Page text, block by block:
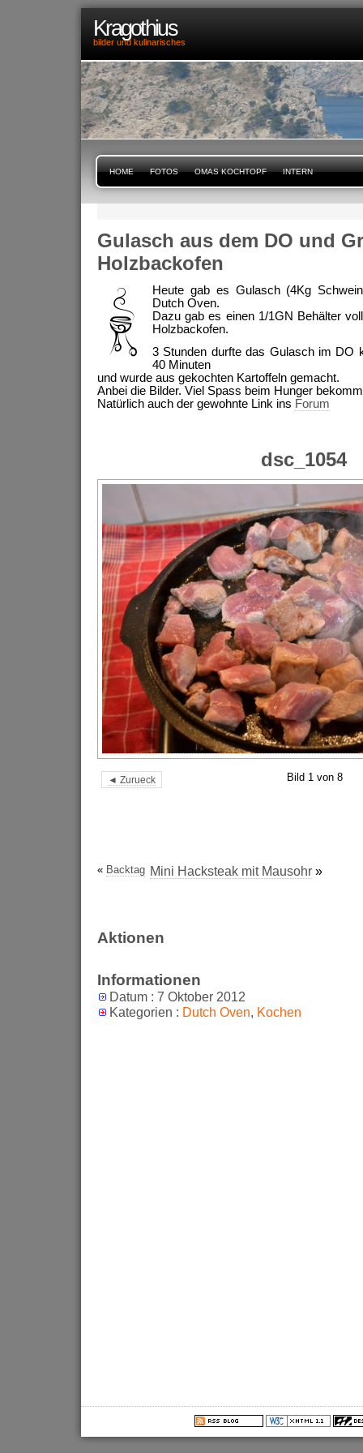
Kragothius
bilder und kulinarisches
HOME FOTOS OMAS KOCHTOPF INTERN
Gulasch aus dem DO und
Holzbackofen
Heute gab es Gulasch (4Kg
Dutch Oven.
Dazu gab es einen 1/1GN Behälter
Holzbackofen.
3 Stunden durfte das Gulasch im DO
40 Minuten
und wurde aus gekochten Kartoffeln gemacht.
Anbei die Bilder. Viel Spass beim Hunger
Natürlich auch der gewohnte Link ins Forum
dsc_1054
◄ Zurueck Bild 1 von 8
« Backtag Mini Hacksteak mit Mausohr »
Aktionen
Informationen
Datum : 7 Oktober 2012
Kategorien : Dutch Oven, Kochen